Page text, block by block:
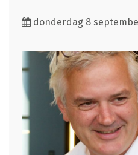
donderdag 8